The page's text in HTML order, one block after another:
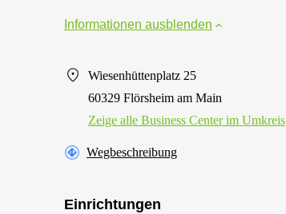
Informationen ausblenden
Wiesenhüttenplatz 25
60329 Flörsheim am Main
Zeige alle Business Center im Umkreis
Wegbeschreibung
Einrichtungen